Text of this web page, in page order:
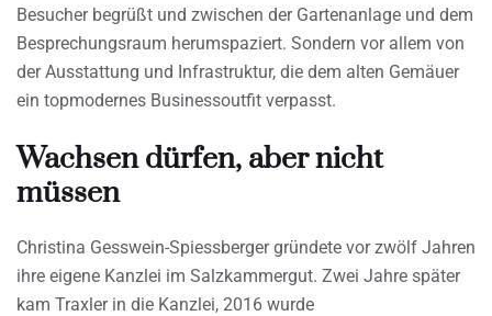
Besucher begrüßt und zwischen der Gartenanlage und dem
Besprechungsraum herumspaziert. Sondern vor allem von
der Ausstattung und Infrastruktur, die dem alten Gemäuer
ein topmodernes Businessoutfit verpasst.
Wachsen dürfen, aber nicht
müssen
Christina Gesswein-Spiessberger gründete vor zwölf Jahren
ihre eigene Kanzlei im Salzkammergut. Zwei Jahre später
kam Traxler in die Kanzlei, 2016 wurde